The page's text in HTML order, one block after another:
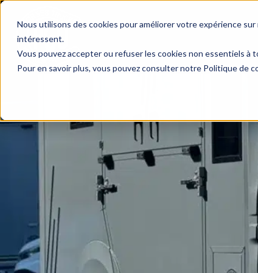
Nous utilisons des cookies pour améliorer votre expérience
intéressent.
Vous pouvez accepter ou refuser les cookies non essentiels à
Pour en savoir plus, vous pouvez consulter notre Politique de